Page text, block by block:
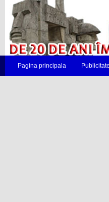
Pagina principala Publicitate